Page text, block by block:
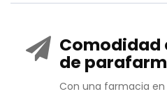
Comodidad
de
Con una farmacia